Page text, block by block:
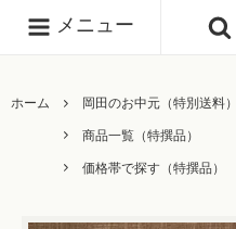
メニュー
ホーム
岡田のお中元（特別送料）
商品一覧（特撰品）
価格帯で探す（特撰品）